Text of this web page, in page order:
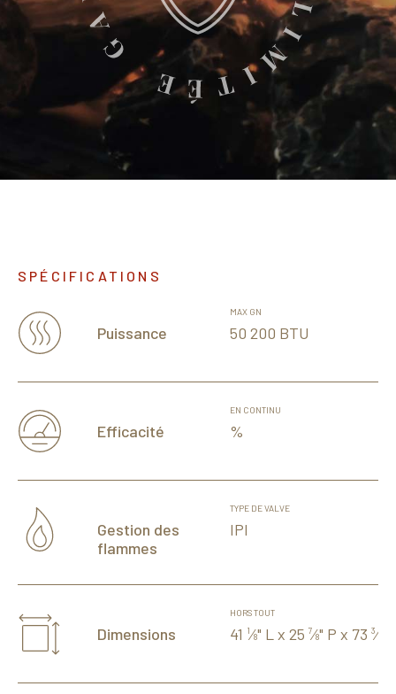
SPÉCIFICATIONS
Puissance
MAX GN
50 200 BTU
Efficacité
EN CONTINU
%
Gestion des
flammes
TYPE DE VALVE
IPI
Dimensions
HORS TOUT
41 1⁄8" L x 25 7⁄8" P x 73 3⁄